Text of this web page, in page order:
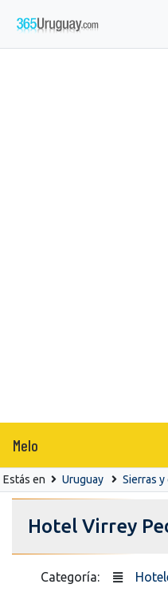
Melo
Estás en Uruguay Sierras
Hotel Virrey
Categoría: